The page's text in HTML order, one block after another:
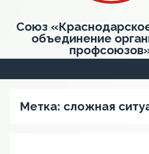
Союз
объединение
Метка: сложная